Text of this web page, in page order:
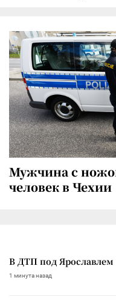
Мужчина с
человек в Чехии
В ДТП под Ярославлем
1 минута назад